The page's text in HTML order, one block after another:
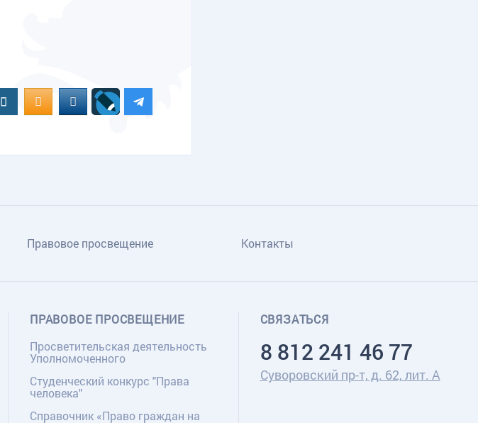
ВконтактеOK.RUMAIL.RU
Правовое просвещение Контакты
СВЯЗАТЬСЯ
8 812 241 46 77
Суворовский пр-т, д. 62, лит. А
ПРАВОВОЕ ПРОСВЕЩЕНИЕ
Просветительская деятельность
Уполномоченного
Студенческий конкурс "Права
человека"
Справочник «Право граждан на